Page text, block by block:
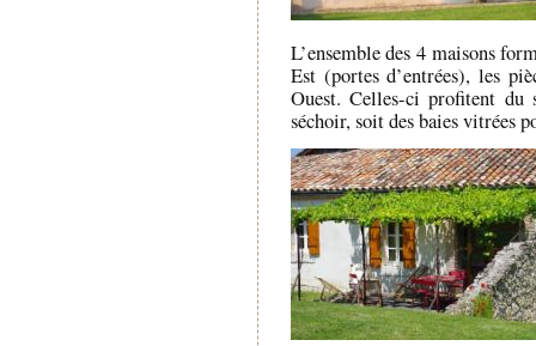
L’ensemble des 4 maisons
Est (portes d’entrées), les
Ouest. Celles-ci profitent
séchoir, soit des baies vitrées